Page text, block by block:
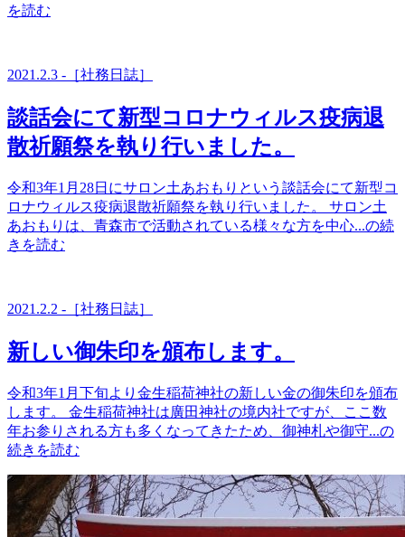
を読む
2021.2.3 -［社務日誌］
談話会にて新型コロナウィルス疫病退
散祈願祭を執り行いました。
令和3年1月28日にサロン土あおもりという談話会にて新型コ
ロナウィルス疫病退散祈願祭を執り行いました。 サロン土
あおもりは、青森市で活動されている様々な方を中心...の続
きを読む
2021.2.2 -［社務日誌］
新しい御朱印を頒布します。
令和3年1月下旬より金生稲荷神社の新しい金の御朱印を頒布
します。 金生稲荷神社は廣田神社の境内社ですが、ここ数
年お参りされる方も多くなってきたため、御神札や御守...の
続きを読む